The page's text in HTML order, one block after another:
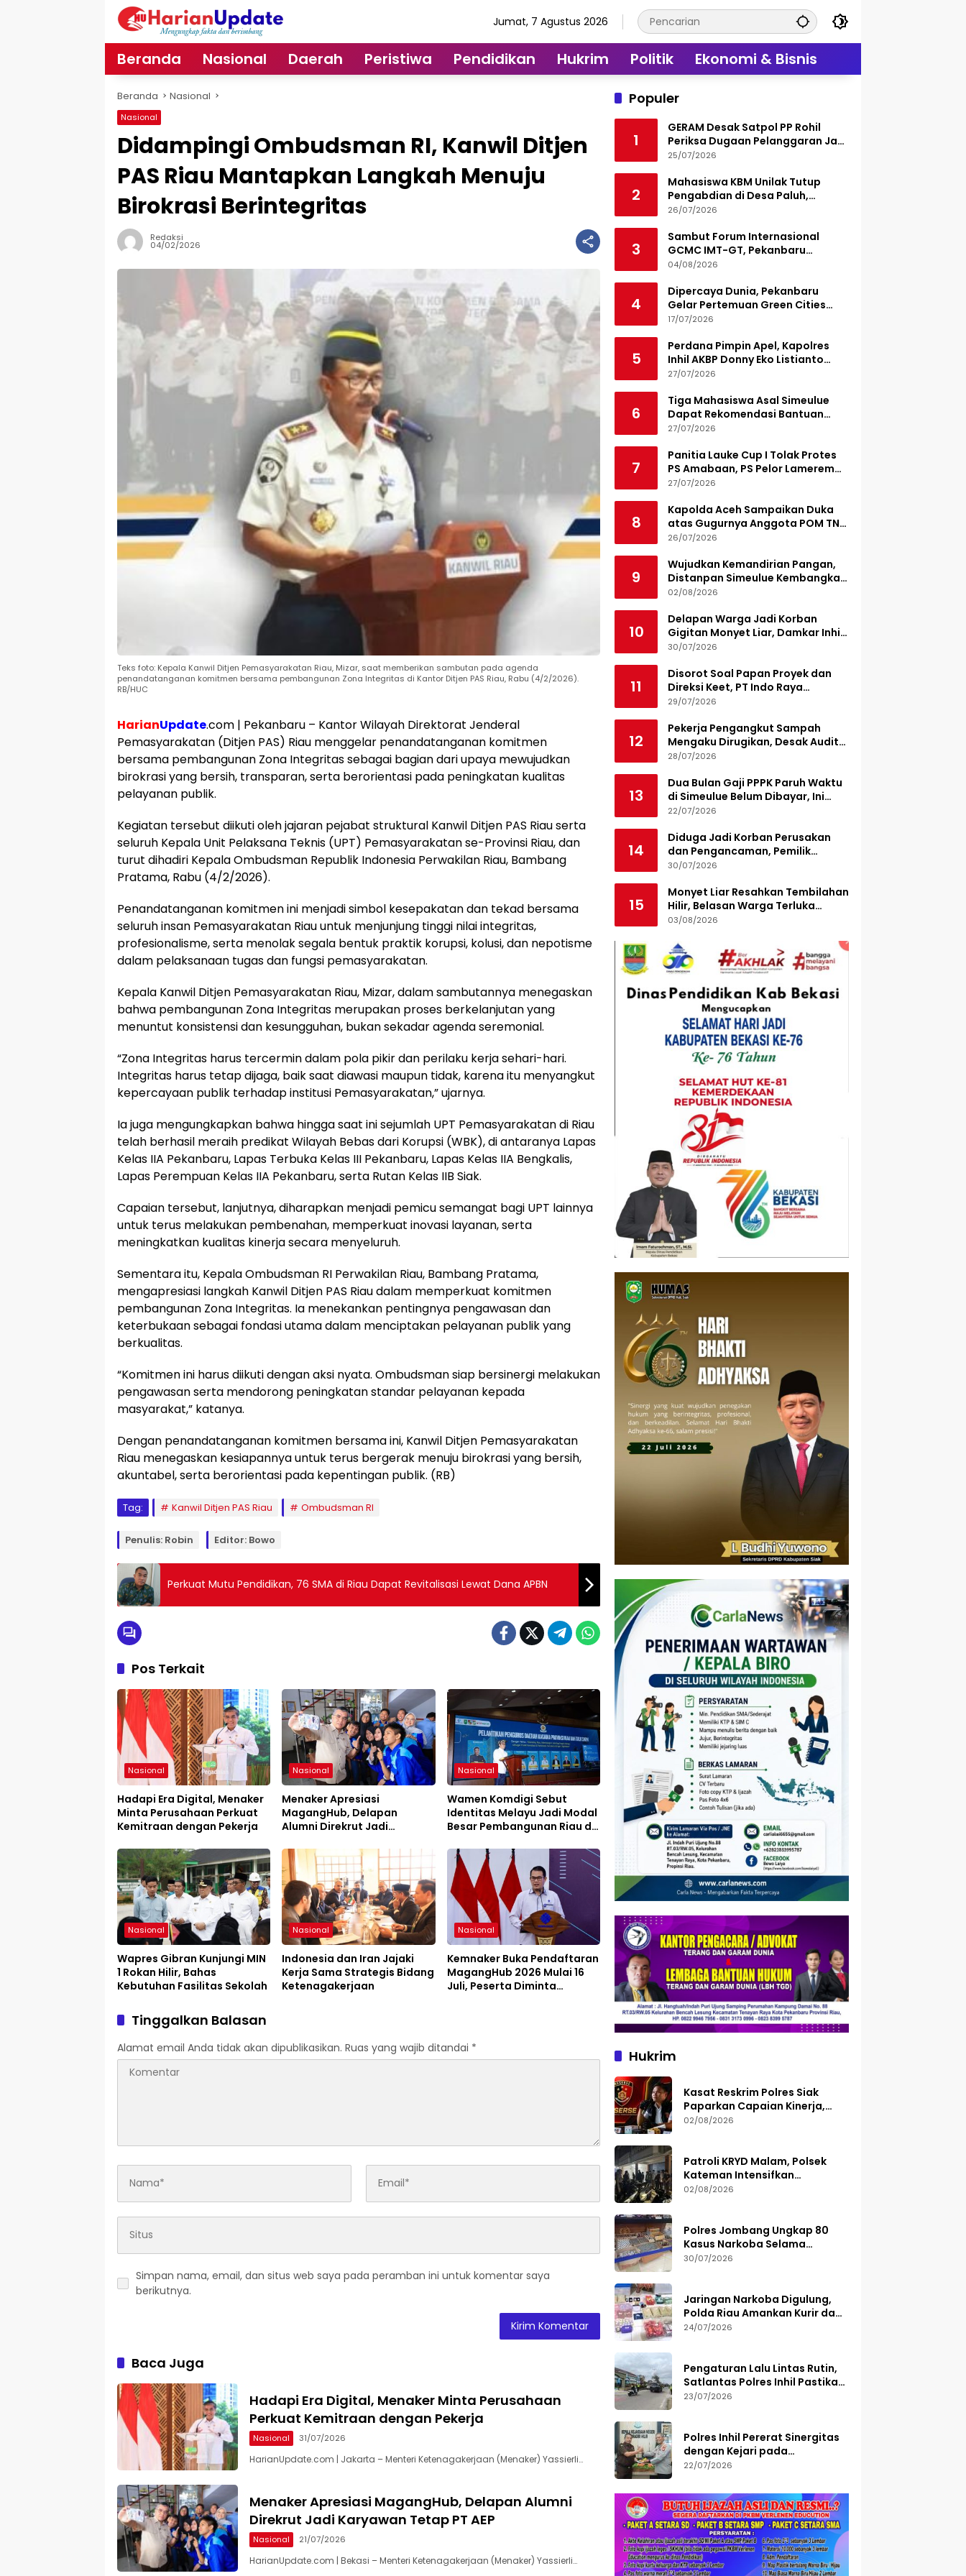
Jumat, 7 Agustus 2026
Beranda Nasional Daerah Peristiwa Pendidikan Hukrim Politik Ekonomi & Bisnis
Beranda Nasional
Nasional
Didampingi Ombudsman RI, Kanwil Ditjen
PAS Riau Mantapkan Langkah Menuju
Birokrasi Berintegritas
Redaksi
04/02/2026
Teks foto: Kepala Kanwil Ditjen Pemasyarakatan Riau, Mizar, saat memberikan sambutan pada agenda
penandatanganan komitmen bersama pembangunan Zona Integritas di Kantor Ditjen PAS Riau, Rabu (4/2/2026).
RB/HUC
HarianUpdate.com | Pekanbaru – Kantor Wilayah Direktorat Jenderal
Pemasyarakatan (Ditjen PAS) Riau menggelar penandatanganan komitmen
bersama pembangunan Zona Integritas sebagai bagian dari upaya mewujudkan
birokrasi yang bersih, transparan, serta berorientasi pada peningkatan kualitas
pelayanan publik.
Kegiatan tersebut diikuti oleh jajaran pejabat struktural Kanwil Ditjen PAS Riau serta
seluruh Kepala Unit Pelaksana Teknis (UPT) Pemasyarakatan se-Provinsi Riau, dan
turut dihadiri Kepala Ombudsman Republik Indonesia Perwakilan Riau, Bambang
Pratama, Rabu (4/2/2026).
Penandatanganan komitmen ini menjadi simbol kesepakatan dan tekad bersama
seluruh insan Pemasyarakatan Riau untuk menjunjung tinggi nilai integritas,
profesionalisme, serta menolak segala bentuk praktik korupsi, kolusi, dan nepotisme
dalam pelaksanaan tugas dan fungsi pemasyarakatan.
Kepala Kanwil Ditjen Pemasyarakatan Riau, Mizar, dalam sambutannya menegaskan
bahwa pembangunan Zona Integritas merupakan proses berkelanjutan yang
menuntut konsistensi dan kesungguhan, bukan sekadar agenda seremonial.
“Zona Integritas harus tercermin dalam pola pikir dan perilaku kerja sehari-hari.
Integritas harus tetap dijaga, baik saat diawasi maupun tidak, karena itu menyangkut
kepercayaan publik terhadap institusi Pemasyarakatan,” ujarnya.
Ia juga mengungkapkan bahwa hingga saat ini sejumlah UPT Pemasyarakatan di Riau
telah berhasil meraih predikat Wilayah Bebas dari Korupsi (WBK), di antaranya Lapas
Kelas IIA Pekanbaru, Lapas Terbuka Kelas III Pekanbaru, Lapas Kelas IIA Bengkalis,
Lapas Perempuan Kelas IIA Pekanbaru, serta Rutan Kelas IIB Siak.
Capaian tersebut, lanjutnya, diharapkan menjadi pemicu semangat bagi UPT lainnya
untuk terus melakukan pembenahan, memperkuat inovasi layanan, serta
meningkatkan kualitas kinerja secara menyeluruh.
Sementara itu, Kepala Ombudsman RI Perwakilan Riau, Bambang Pratama,
mengapresiasi langkah Kanwil Ditjen PAS Riau dalam memperkuat komitmen
pembangunan Zona Integritas. Ia menekankan pentingnya pengawasan dan
keterbukaan sebagai fondasi utama dalam menciptakan pelayanan publik yang
berkualitas.
“Komitmen ini harus diikuti dengan aksi nyata. Ombudsman siap bersinergi melakukan
pengawasan serta mendorong peningkatan standar pelayanan kepada
masyarakat,” katanya.
Dengan penandatanganan komitmen bersama ini, Kanwil Ditjen Pemasyarakatan
Riau menegaskan kesiapannya untuk terus bergerak menuju birokrasi yang bersih,
akuntabel, serta berorientasi pada kepentingan publik. (RB)
Tag: Kanwil Ditjen PAS Riau Ombudsman RI
Penulis: Robin Editor: Bowo
Perkuat Mutu Pendidikan, 76 SMA di Riau Dapat Revitalisasi Lewat Dana APBN
Pos Terkait
Nasional
Hadapi Era Digital, Menaker
Minta Perusahaan Perkuat
Kemitraan dengan Pekerja
Nasional
Menaker Apresiasi
MagangHub, Delapan
Alumni Direkrut Jadi
Nasional
Wamen Komdigi Sebut
Identitas Melayu Jadi Modal
Besar Pembangunan Riau di
Nasional
Wapres Gibran Kunjungi MIN
1 Rokan Hilir, Bahas
Kebutuhan Fasilitas Sekolah
Nasional
Indonesia dan Iran Jajaki
Kerja Sama Strategis Bidang
Ketenagakerjaan
Nasional
Kemnaker Buka Pendaftaran
MagangHub 2026 Mulai 16
Juli, Peserta Diminta
Tinggalkan Balasan
Alamat email Anda tidak akan dipublikasikan. Ruas yang wajib ditandai *
Simpan nama, email, dan situs web saya pada peramban ini untuk komentar saya
berikutnya.
Baca Juga
Hadapi Era Digital, Menaker Minta Perusahaan
Perkuat Kemitraan dengan Pekerja
Nasional 31/07/2026
HarianUpdate.com | Jakarta – Menteri Ketenagakerjaan (Menaker) Yassierli…
Menaker Apresiasi MagangHub, Delapan Alumni
Direkrut Jadi Karyawan Tetap PT AEP
Nasional 21/07/2026
HarianUpdate.com | Bekasi – Menteri Ketenagakerjaan (Menaker) Yassierli…
Populer
1
GERAM Desak Satpol PP Rohil
Periksa Dugaan Pelanggaran Jam
Operasional Hiburan Malam
25/07/2026
2
Mahasiswa KBM Unilak Tutup
Pengabdian di Desa Paluh,
Tinggalkan Jejak Edukasi Hukum
26/07/2026
3
Sambut Forum Internasional
GCMC IMT-GT, Pekanbaru
Matangkan Seluruh Persiapan
04/08/2026
4
Dipercaya Dunia, Pekanbaru
Gelar Pertemuan Green Cities
Mayor Council IMT-GT 2026
17/07/2026
5
Perdana Pimpin Apel, Kapolres
Inhil AKBP Donny Eko Listianto
Tekankan Disiplin
27/07/2026
6
Tiga Mahasiswa Asal Simeulue
Dapat Rekomendasi Bantuan
Pendidikan dari Jamaluddin
27/07/2026
7
Panitia Lauke Cup I Tolak Protes
PS Amabaan, PS Pelor Lamerem
Menang WO 3-0
27/07/2026
8
Kapolda Aceh Sampaikan Duka
atas Gugurnya Anggota POM TNI
Saat Bantu Kejar Bandar Narkoba
26/07/2026
9
Wujudkan Kemandirian Pangan,
Distanpan Simeulue Kembangkan
Demplot Hortikultura
02/08/2026
10
Delapan Warga Jadi Korban
Gigitan Monyet Liar, Damkar Inhil
Turunkan 15 Personel
30/07/2026
11
Disorot Soal Papan Proyek dan
Direksi Keet, PT Indo Raya
Kabenteng Berikan Penjelasan
29/07/2026
12
Pekerja Pengangkut Sampah
Mengaku Dirugikan, Desak Audit
Pengelolaan LPS di Pekanbaru
28/07/2026
13
Dua Bulan Gaji PPPK Paruh Waktu
di Simeulue Belum Dibayar, Ini
Penjelasan Sekda
22/07/2026
14
Diduga Jadi Korban Perusakan
dan Pengancaman, Pemilik
Armada Sampah Siapkan
30/07/2026
15
Monyet Liar Resahkan Tembilahan
Hilir, Belasan Warga Terluka
Digigit
03/08/2026
Hukrim
Kasat Reskrim Polres Siak
Paparkan Capaian Kinerja,
Tegaskan Siap Terima Kritik
02/08/2026
Patroli KRYD Malam, Polsek
Kateman Intensifkan
Pengamanan Balap Liar
02/08/2026
Polres Jombang Ungkap 80
Kasus Narkoba Selama
Semester I 2026, 113 Tersangka
30/07/2026
Jaringan Narkoba Digulung,
Polda Riau Amankan Kurir dan
Sita Barang Bukti Bernilai
24/07/2026
Pengaturan Lalu Lintas Rutin,
Satlantas Polres Inhil Pastikan
Arus Tetap Lancar
23/07/2026
Polres Inhil Pererat Sinergitas
dengan Kejari pada
Peringatan Hari Bakti
22/07/2026